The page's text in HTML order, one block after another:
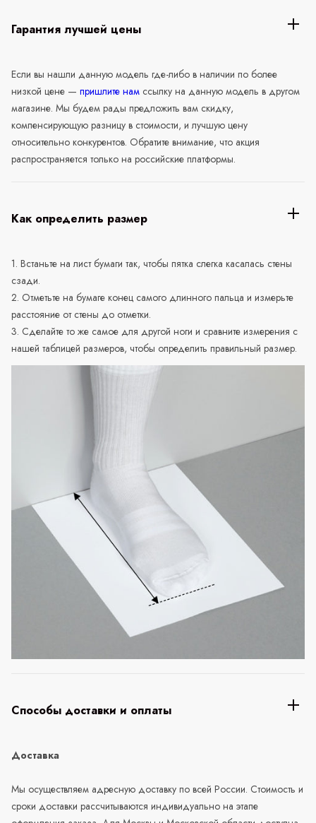
Гарантия лучшей цены
Если вы нашли данную модель где-либо в наличии по более
низкой цене — пришлите нам ссылку на данную модель в другом
магазине. Мы будем рады предложить вам скидку,
компенсирующую разницу в стоимости, и лучшую цену
относительно конкурентов. Обратите внимание, что акция
распространяется только на российские платформы.
Как определить размер
1. Встаньте на лист бумаги так, чтобы пятка слегка касалась стены
сзади.
2. Отметьте на бумаге конец самого длинного пальца и измерьте
расстояние от стены до отметки.
3. Сделайте то же самое для другой ноги и сравните измерения с
нашей таблицей размеров, чтобы определить правильный размер.
Способы доставки и оплаты
Доставка
Мы осуществляем адресную доставку по всей России. Стоимость и
сроки доставки рассчитываются индивидуально на этапе